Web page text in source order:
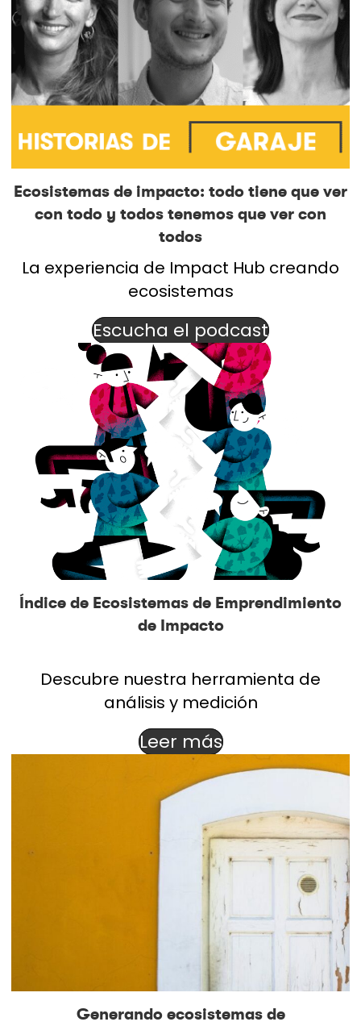
Ecosistemas de impacto: todo tiene que ver
con todo y todos tenemos que ver con
todos
La experiencia de Impact Hub creando
ecosistemas
Escucha el podcast
Índice de Ecosistemas de Emprendimiento
de Impacto
Descubre nuestra herramienta de
análisis y medición
Leer más
Generando ecosistemas de